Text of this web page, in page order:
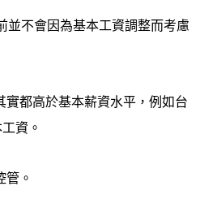
並不會因為基本工資調整而考慮
都高於基本薪資水平，例如台
資。
。